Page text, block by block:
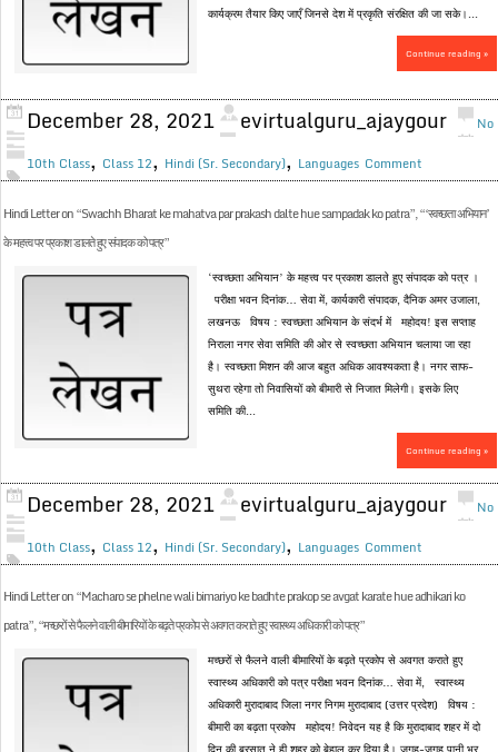
कार्यक्रम तैयार किए जाएँ जिनसे देश में प्रकृति संरक्षित की जा सके।...
Continue reading »
December 28, 2021 evirtualguru_ajaygour
10th Class, Class 12, Hindi (Sr. Secondary), Languages
No
Comment
Hindi Letter on “Swachh Bharat ke mahatva par prakash dalte hue sampadak ko patra”, “‘स्वच्छता अभियान’
के महत्त्व पर प्रकाश डालते हुए संपादक को पत्र”
‘स्वच्छता अभियान’ के महत्त्व पर प्रकाश डालते हुए संपादक को पत्र ।
परीक्षा भवन दिनांक… सेवा में, कार्यकारी संपादक, दैनिक अमर उजाला,
लखनऊ विषय : स्वच्छता अभियान के संदर्भ में महोदय! इस सप्ताह
निराला नगर सेवा समिति की ओर से स्वच्छता अभियान चलाया जा रहा
है। स्वच्छता मिशन की आज बहुत अधिक आवश्यकता है। नगर साफ-
सुथरा रहेगा तो निवासियों को बीमारी से निजात मिलेगी। इसके लिए
समिति की...
Continue reading »
December 28, 2021 evirtualguru_ajaygour
10th Class, Class 12, Hindi (Sr. Secondary), Languages
No
Comment
Hindi Letter on “Macharo se phelne wali bimariyo ke badhte prakop se avgat karate hue adhikari ko
patra”, “मच्छरों से फैलने वाली बीमारियों के बढ़ते प्रकोप से अवगत कराते हुए स्वास्थ्य अधिकारी को पत्र”
मच्छरों से फैलने वाली बीमारियों के बढ़ते प्रकोप से अवगत कराते हुए
स्वास्थ्य अधिकारी को पत्र परीक्षा भवन दिनांक… सेवा में, स्वास्थ्य
अधिकारी मुरादाबाद जिला नगर निगम मुरादाबाद (उत्तर प्रदेश) विषय :
बीमारी का बढ़ता प्रकोप महोदय! निवेदन यह है कि मुरादाबाद शहर में दो